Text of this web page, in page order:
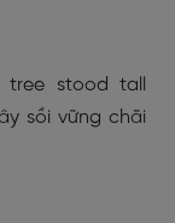
stood tall
sồi vững chãi